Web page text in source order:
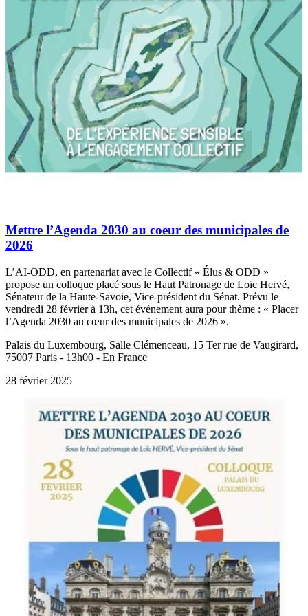
Mettre l’Agenda 2030 au coeur des municipales de
2026
L’AI-ODD, en partenariat avec le Collectif « Élus & ODD »
propose un colloque placé sous le Haut Patronage de Loïc Hervé,
Sénateur de la Haute-Savoie, Vice-président du Sénat. Prévu le
vendredi 28 février à 13h, cet événement aura pour thème : « Placer
l’Agenda 2030 au cœur des municipales de 2026 ».
Palais du Luxembourg, Salle Clémenceau, 15 Ter rue de Vaugirard,
75007 Paris - 13h00 - En France
28 février 2025